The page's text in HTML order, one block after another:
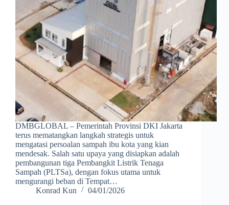
DMBGLOBAL – Pemerintah Provinsi DKI Jakarta
terus mematangkan langkah strategis untuk
mengatasi persoalan sampah ibu kota yang kian
mendesak. Salah satu upaya yang disiapkan adalah
pembangunan tiga Pembangkit Listrik Tenaga
Sampah (PLTSa), dengan fokus utama untuk
mengurangi beban di Tempat…
Konrad Kun
04/01/2026